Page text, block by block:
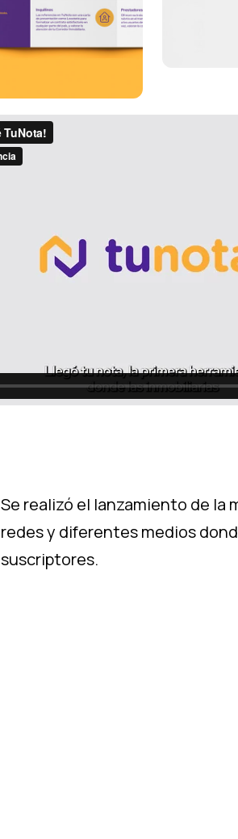
Se realizó el lanzamiento de la
redes y diferentes medios
suscriptores.